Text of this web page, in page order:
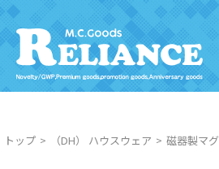
トップ （DH） ハウスウェア 磁器製マグ